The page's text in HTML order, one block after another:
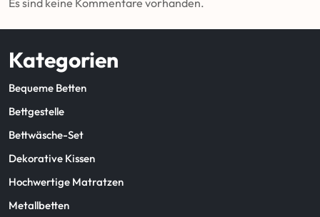
Kategorien
Bequeme Betten
Bettgestelle
Bettwäsche-Set
Dekorative Kissen
Hochwertige Matratzen
Metallbetten